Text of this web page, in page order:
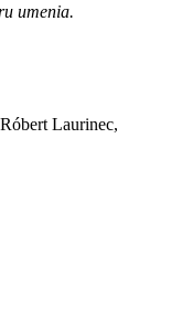
umenia.
Laurinec,